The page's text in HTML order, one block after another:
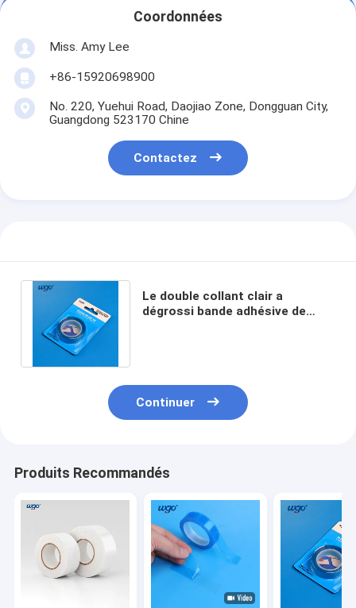
Coordonnées
Miss. Amy Lee
+86-15920698900
No. 220, Yuehui Road, Daojiao Zone, Dongguan City,
Guangdong 523170 Chine
Contactez
Le double collant clair a
dégrossi bande adhésive de
Continuer
Produits Recommandés